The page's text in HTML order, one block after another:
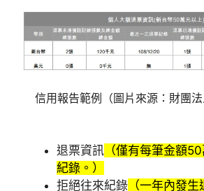
信用報告範例（圖片來源：財團
退票資訊 （僅有每筆金額
紀錄。）
拒絕往來紀錄 （一年內發